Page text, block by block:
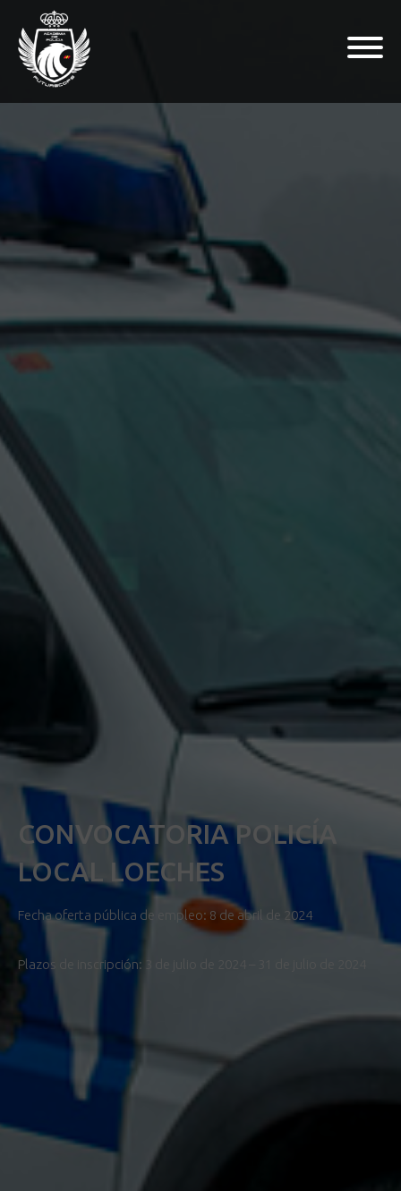
CONVOCATORIA POLICÍA
LOCAL LOECHES
Fecha oferta pública de empleo: 8 de abril de 2024
Plazos de inscripción: 3 de julio de 2024 – 31 de julio de 2024